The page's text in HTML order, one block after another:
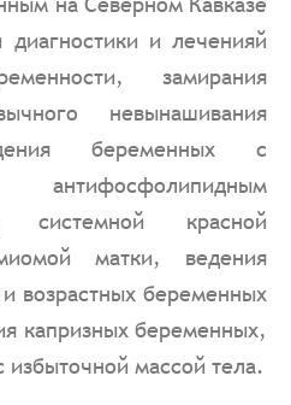
диагностики и леченияй
замирания
невынашивания
беременных с
красной
матки, ведения
возрастных беременных
капризных беременных,
массой тела.